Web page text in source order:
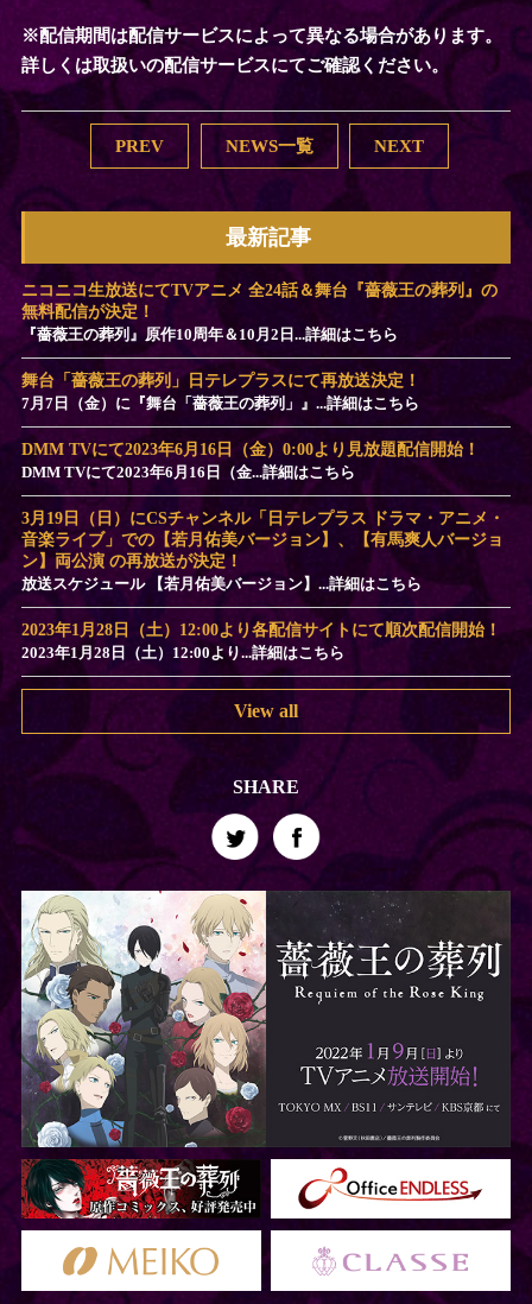
※配信期間は配信サービスによって異なる場合があります。
詳しくは取扱いの配信サービスにてご確認ください。
PREV NEWS一覧 NEXT
最新記事
ニコニコ生放送にてTVアニメ 全24話＆舞台『薔薇王の葬列』の
無料配信が決定！
『薔薇王の葬列』原作10周年＆10月2日...詳細はこちら
舞台「薔薇王の葬列」日テレプラスにて再放送決定！
7月7日（金）に『舞台「薔薇王の葬列」』...詳細はこちら
DMM TVにて2023年6月16日（金）0:00より見放題配信開始！
DMM TVにて2023年6月16日（金...詳細はこちら
3月19日（日）にCSチャンネル「日テレプラス ドラマ・アニメ・
音楽ライブ」での【若月佑美バージョン】、【有馬爽人バージョ
ン】両公演 の再放送が決定！
放送スケジュール 【若月佑美バージョン】...詳細はこちら
2023年1月28日（土）12:00より各配信サイトにて順次配信開始！
2023年1月28日（土）12:00より...詳細はこちら
View all
SHARE